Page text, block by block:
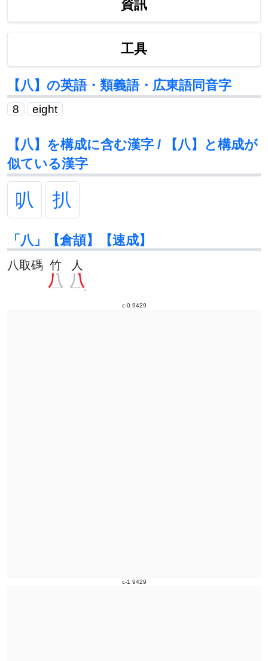
c-0 9429
c-1 9429
資訊
工具
【八】の英語・類義語・広東語同音字
8 eight
【八】を構成に含む漢字 / 【八】と構成が
似ている漢字
叭 扒
「八」【倉頡】【速成】
八取碼 竹 人